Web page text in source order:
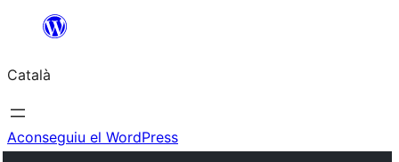
contingut
Català
Aconseguiu el WordPress